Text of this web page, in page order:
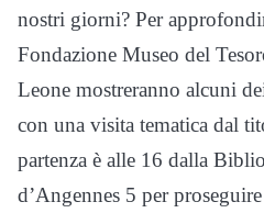
nostri giorni? Per
Fondazione Museo del
Leone mostreranno alcuni
con una visita tematica dal
partenza è alle 16 dalla
d’Angennes 5 per